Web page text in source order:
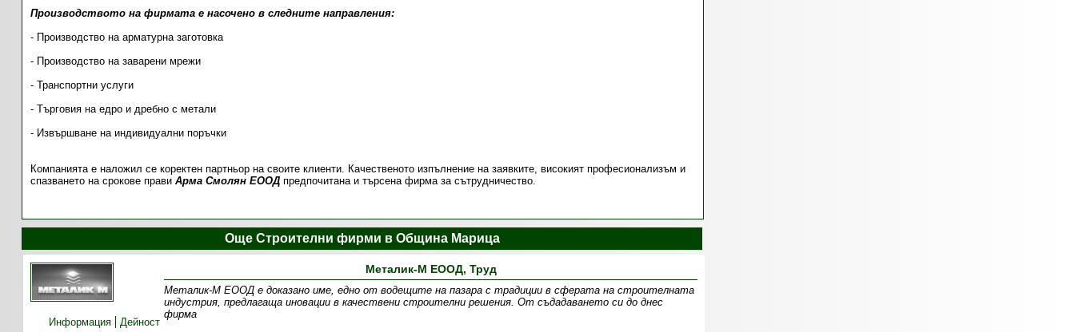
Производството на фирмата е насочено в следните направления:
- Производство на арматурна заготовка
- Производство на заварени мрежи
- Транспортни услуги
- Търговия на едро и дребно с метали
- Извършване на индивидуални поръчки
Компанията е наложил се коректен партньор на своите клиенти. Качественото изпълнение на заявките, високият професионализъм и
спазването на срокове прави Арма Смолян ЕООД предпочитана и търсена фирма за сътрудничество.
Още Строителни фирми в Община Марица
Металик-М ЕООД, Труд
Металик-М ЕООД е доказано име, едно от водещите на пазара с традиции в сферата на строителната
индустрия, предлагаща иновации в качествени строителни решения. От съдадаването си до днес
фирма
Информация Дейност